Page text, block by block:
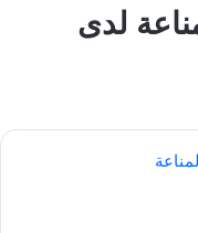
لدى